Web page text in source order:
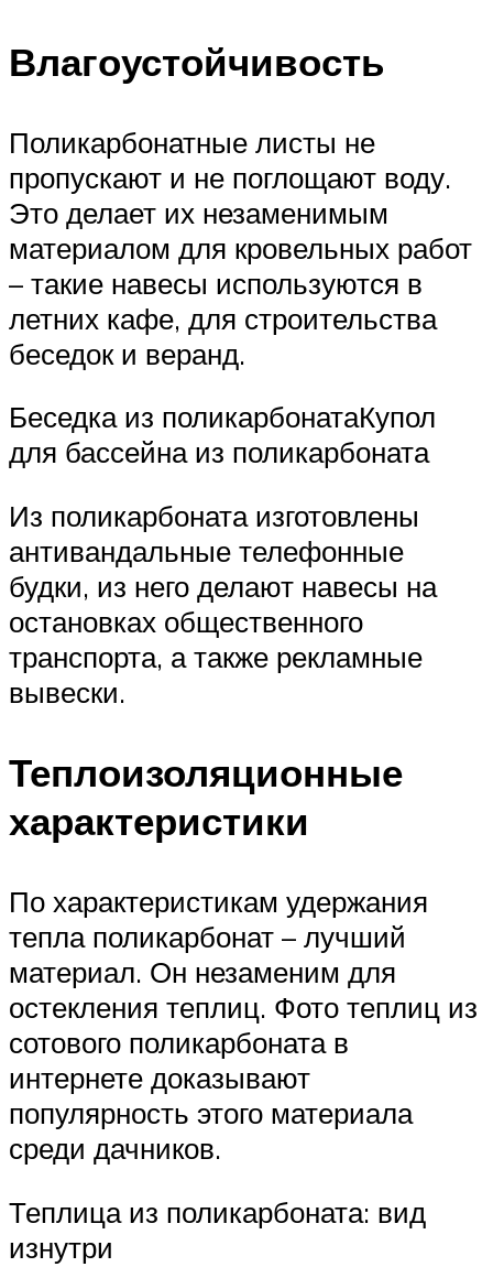
Влагоустойчивость
Поликарбонатные листы не
пропускают и не поглощают воду.
Это делает их незаменимым
материалом для кровельных работ
– такие навесы используются в
летних кафе, для строительства
беседок и веранд.
Беседка из поликарбонатаКупол
для бассейна из поликарбоната
Из поликарбоната изготовлены
антивандальные телефонные
будки, из него делают навесы на
остановках общественного
транспорта, а также рекламные
вывески.
Теплоизоляционные
характеристики
По характеристикам удержания
тепла поликарбонат – лучший
материал. Он незаменим для
остекления теплиц. Фото теплиц из
сотового поликарбоната в
интернете доказывают
популярность этого материала
среди дачников.
Теплица из поликарбоната: вид
изнутри